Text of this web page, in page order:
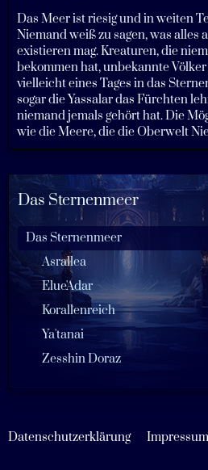
Das Meer ist riesig und in weiten
Niemand weiß zu sagen, was alles
existieren mag. Kreaturen, die
bekommen hat, unbekannte
vielleicht eines Tages in das
sogar die Yassalar das Fürchten
niemand jemals gehört hat. Die
wie die Meere, die die Oberwelt
Das Sternenmeer
Das Sternenmeer
Asrallea
Elue'Adar
Korallenreich
Ya'tanai
Zesshin Doraz
Datenschutzerklärung Impressum